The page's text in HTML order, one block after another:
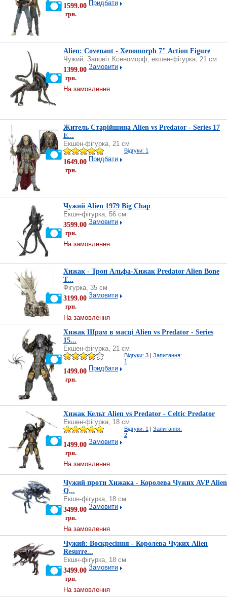
1599.00
грн.
Придбати
Alien: Covenant - Xenomorph 7" Action Figure
Чужий: Заповіт Ксеноморф, екшен-фігурка, 21 см
1399.00
грн.
Замовити
На замовлення
Житель Старійшина Alien vs Predator - Series 17
E...
Екшен-фігурка, 21 см
Відгуки: 1
1649.00
грн.
Придбати
Чужий Alien 1979 Big Chap
Екшн-фігурка, 56 см
3599.00
грн.
Замовити
На замовлення
Хижак - Трон Альфа-Хижак Predator Alien Bone
T...
Фігурка, 35 см
3199.00
грн.
Замовити
На замовлення
Хижак Шрам в масці Alien vs Predator - Series
15...
Екшен-фігурка, 21 см
Відгуки: 3 | Запитання:
1
1499.00
грн.
Придбати
Хижак Кельт Alien vs Predator - Celtic Predator
Екшен-фігурка, 18 см
Відгуки: 1 | Запитання:
2
1499.00
грн.
Замовити
На замовлення
Чужий проти Хижака - Королева Чужих AVP Alien
Q...
Екшн-фігурка, 18 см
3499.00
грн.
Замовити
На замовлення
Чужий: Воскресіння - Королева Чужих Alien
Resurre...
Екшн-фігурка, 18 см
3499.00
грн.
Замовити
На замовлення